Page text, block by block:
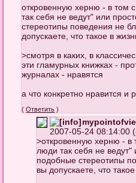
откровенную херню - в том
так себя не ведут" или
стереотипы поведения не
допускаете, что такое в
>смотря в каких, в
эти гламурных книжках -
журналах - нравятся
а что конкретно нравится и
(Ответить )
2007-05-24 08:14:00 (
>откровенную херню -
люди так себя не
подобные стереотипы
вы допускаете, что